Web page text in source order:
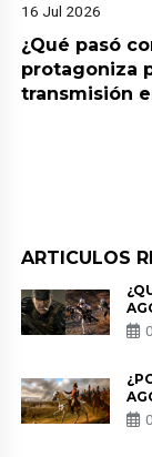
16 Jul 2026
¿Qué pasó
protagoniza
transmisión
ARTICULOS